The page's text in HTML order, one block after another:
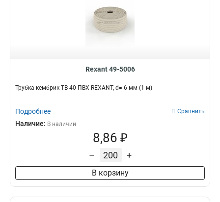
Rexant 49-5006
Трубка кембрик ТВ-40 ПВХ REXANT, d= 6 мм (1 м)
Подробнее Сравнить
Наличие: В наличии
8,86 ₽
– +
В корзину